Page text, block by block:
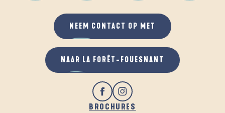
IN DE FRISSE LUCHT
BROCHURES
NEEM CONTACT OP MET
NAAR LA FORÊT-FOUESNANT